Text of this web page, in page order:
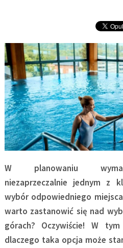
W planowaniu
niezaprzeczalnie jednym z
wybór odpowiedniego
warto zastanowić się nad
górach? Oczywiście! W
dlaczego taka opcja może